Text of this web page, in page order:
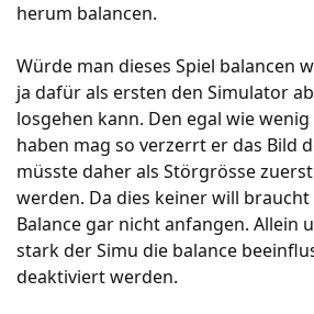
herum balancen.
Würde man dieses Spiel balancen
ja dafür als ersten den Simulator
losgehen kann. Den egal wie
haben mag so verzerrt er das Bild
müsste daher als Störgrösse
werden. Da dies keiner will
Balance gar nicht anfangen. Allein
stark der Simu die balance
deaktiviert werden.